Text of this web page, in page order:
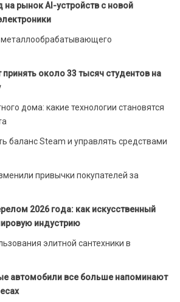
на рынок AI-устройств с новой
принять около 33 тысяч студентов на
дома: какие технологии становятся
баланс Steam и управлять средствами
привычки покупателей за
2026 года: как искусственный
индустрию
элитной сантехники в
автомобили все больше напоминают